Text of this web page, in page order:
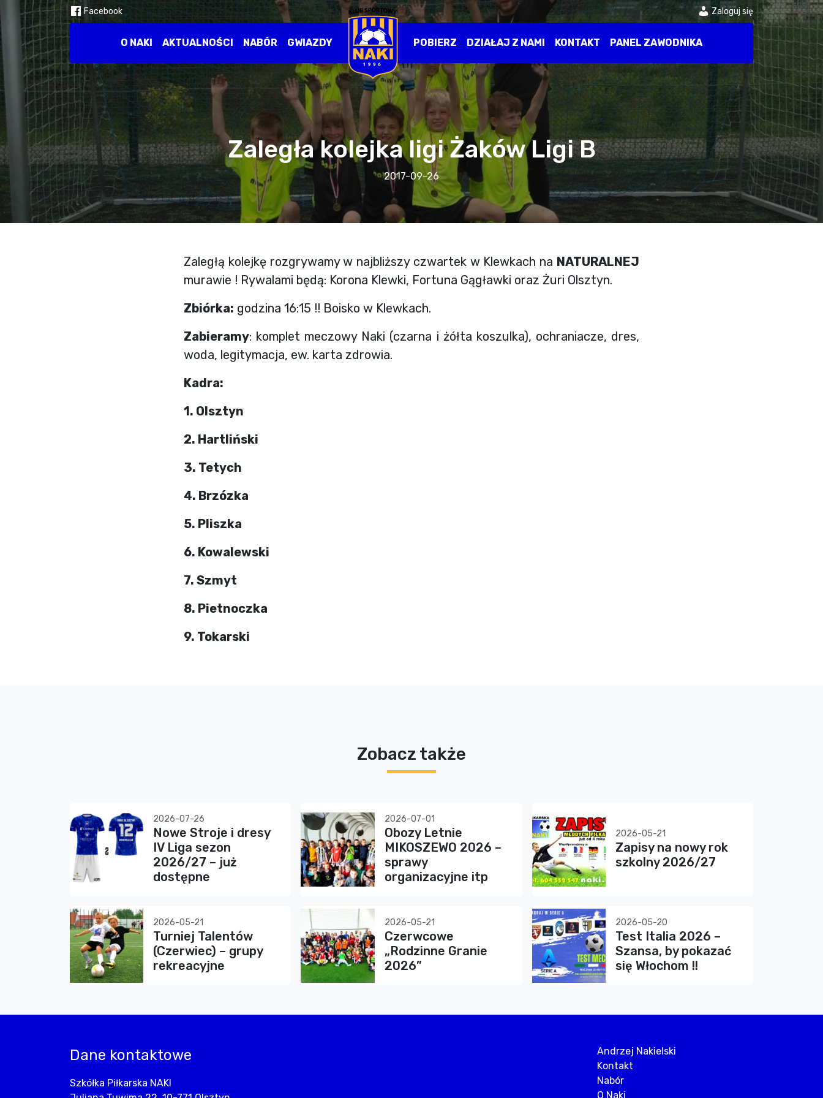
Facebook Zaloguj się
O NAKI AKTUALNOŚCI NABÓR GWIAZDY POBIERZ DZIAŁAJ Z NAMI KONTAKT PANEL ZAWODNIKA
Zaległa kolejka ligi Żaków Ligi B
2017-09-26
Zaległą kolejkę rozgrywamy w najbliższy czwartek w Klewkach na NATURALNEJ
murawie ! Rywalami będą: Korona Klewki, Fortuna Gągławki oraz Żuri Olsztyn.
Zbiórka: godzina 16:15 !! Boisko w Klewkach.
Zabieramy: komplet meczowy Naki (czarna i żółta koszulka), ochraniacze, dres,
woda, legitymacja, ew. karta zdrowia.
Kadra:
1. Olsztyn
2. Hartliński
3. Tetych
4. Brzózka
5. Pliszka
6. Kowalewski
7. Szmyt
8. Pietnoczka
9. Tokarski
Zobacz także
2026-07-26
Nowe Stroje i dresy
IV Liga sezon
2026/27 – już
dostępne
2026-07-01
Obozy Letnie
MIKOSZEWO 2026 –
sprawy
organizacyjne itp
2026-05-21
Zapisy na nowy rok
szkolny 2026/27
2026-05-21
Turniej Talentów
(Czerwiec) – grupy
rekreacyjne
2026-05-21
Czerwcowe
„Rodzinne Granie
2026”
2026-05-20
Test Italia 2026 –
Szansa, by pokazać
się Włochom !!
Dane kontaktowe
Szkółka Piłkarska NAKI
Andrzej Nakielski
Kontakt
Nabór
O Naki